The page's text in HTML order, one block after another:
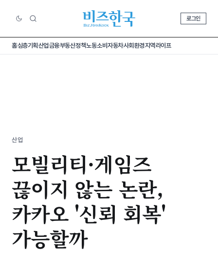
로그인
홈심층기획산업금융부동산정책노동소비 자동차사회환경지역라이프
산업
모빌리티·게임즈
끊이지 않는 논란,
카카오 '신뢰 회복'
가능할까